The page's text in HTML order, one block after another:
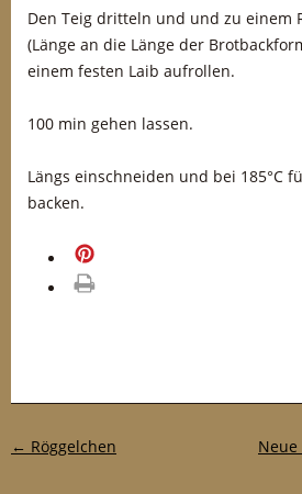
Den Teig dritteln und und zu einem
(Länge an die Länge der
einem festen Laib aufrollen.
100 min gehen lassen.
Längs einschneiden und bei 185°C
backen.
Post-Navigation
← Röggelchen